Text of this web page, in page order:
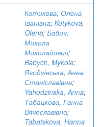
Котикова, Олена
Іванівна; Kotykova,
Olena; Бабич,
Микола
Миколайович;
Babych, Mykola;
Ягодзінська, Анна
Станіславівна;
Yahodzinska, Anna;
Табацкова, Ганна
Вячеславівна;
Tabatskova, Hanna